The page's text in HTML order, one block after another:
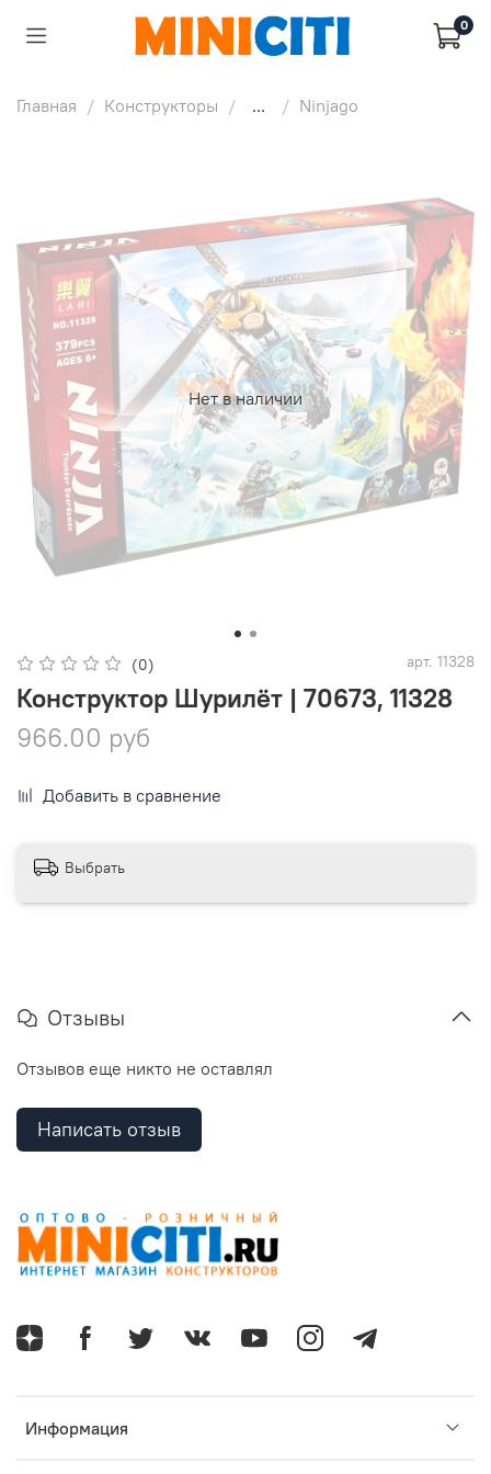
0
Главная Конструкторы ... Ninjago
Нет в наличии
(0) арт. 11328
Конструктор Шурилёт | 70673, 11328
966.00 руб
Добавить в сравнение
Выбрать
Отзывы
Отзывов еще никто не оставлял
Написать отзыв
Информация